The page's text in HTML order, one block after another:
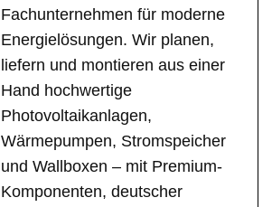
Fachunternehmen für moderne
Energielösungen. Wir planen,
liefern und montieren aus einer
Hand hochwertige
Photovoltaikanlagen,
Wärmepumpen, Stromspeicher
und Wallboxen – mit Premium-
Komponenten, deutscher